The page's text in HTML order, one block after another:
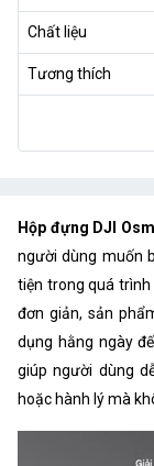
Chất liệu
Tương thích
Hộp đựng DJI
người dùng muốn
tiện trong quá trình
đơn giản, sản
dụng hằng ngày
giúp người dùng
hoặc hành lý mà